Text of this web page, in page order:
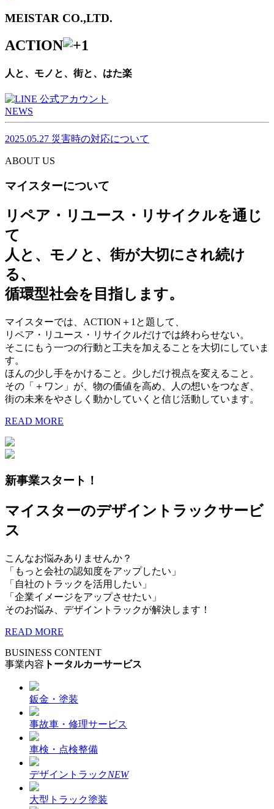
MEISTAR CO.,LTD.
ACTION
人と、モノと、街と、はた楽
NEWS
2025.05.27 災害時の対応について
ABOUT US
マイスターについて
リペア・リユース・リサイクルを通じ
て
人と、モノと、街が大切にされ続け
る、
循環型社会を目指します。
マイスターでは、ACTION＋1と題して、
リペア・リユース・リサイクルだけでは終わらせない。
そこにもう一つの行動と工夫を加えることを大切にしていま
す。
ほんの少し手をかけること。少しだけ視点を変えること。
その「＋ワン」が、物の価値を高め、人の想いをつなぎ、
街の未来をやさしく動かしていくと信じ活動しています。
READ MORE
新事業スタート！
マイスターのデザイントラックサービ
ス
こんなお悩みありませんか？
「もっと会社の認知度をアップしたい」
「自社のトラックを活用したい」
「企業イメージをアップさせたい」
そのお悩み、デザイントラックが解決します！
READ MORE
BUSINESS CONTENT
事業内容 トータルカーサービス
鈑金・塗装
事故車・修理サービス
車検・点検整備
デザイントラックNEW
大型トラック塗装